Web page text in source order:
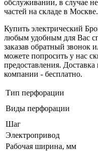
обслуживании, в случае
частей на складе в Москве.
Купить электрический
любым удобным для Вас
заказав обратный
можете попросить у нас
предоставления.
компании - бесплатно.
Тип перфорации
Виды перфорации
Шаг
Электропривод
Рабочая ширина, мм